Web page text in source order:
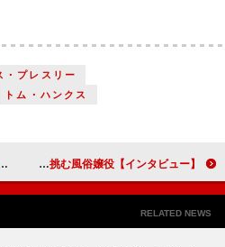
・プレスリー
トム・ハンクス
工藤遥「考えるな、感じろ」の精神で挑む風俗嬢役【インタビュー】
RELATED NEWS